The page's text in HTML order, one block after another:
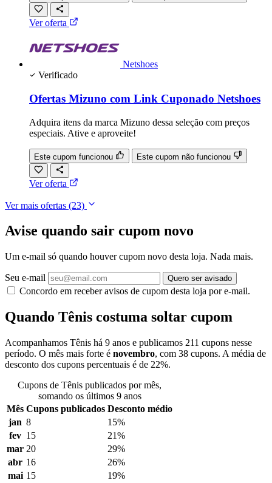
Ver oferta
Netshoes
Verificado
Ofertas Mizuno com Link Cuponado Netshoes
Adquira itens da marca Mizuno dessa seleção com preços
especiais. Ative e aproveite!
Este cupom funcionou Este cupom não funcionou
Ver oferta
Ver mais ofertas (23)
Avise quando sair cupom novo
Um e-mail só quando houver cupom novo desta loja. Nada mais.
Seu e-mail Quero ser avisado
Concordo em receber avisos de cupom desta loja por e-mail.
Quando Tênis costuma soltar cupom
Acompanhamos Tênis há 9 anos e publicamos 211 cupons nesse
período. O mês mais forte é novembro, com 38 cupons. A média de
desconto dos cupons percentuais é de 22%.
Cupons de Tênis publicados por mês,
somando os últimos 9 anos
Mês Cupons publicados Desconto médio
jan 8
15%
fev 15
21%
mar 20
29%
abr 16
26%
mai 15
19%